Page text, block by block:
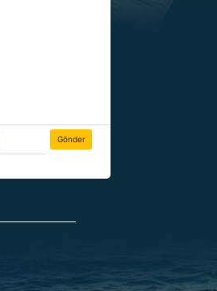
Gönder